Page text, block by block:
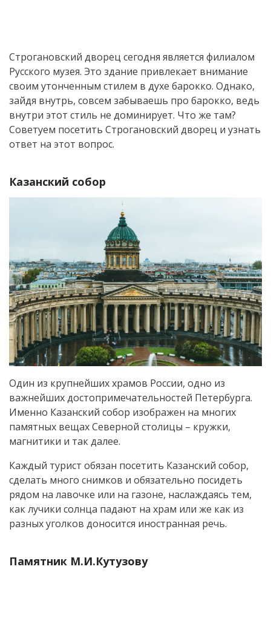
Строгановский дворец сегодня является филиалом
Русского музея. Это здание привлекает внимание
своим утонченным стилем в духе барокко. Однако,
зайдя внутрь, совсем забываешь про барокко, ведь
внутри этот стиль не доминирует. Что же там?
Советуем посетить Строгановский дворец и узнать
ответ на этот вопрос.
Казанский собор
Один из крупнейших храмов России, одно из
важнейших достопримечательностей Петербурга.
Именно Казанский собор изображен на многих
памятных вещах Северной столицы – кружки,
магнитики и так далее.
Каждый турист обязан посетить Казанский собор,
сделать много снимков и обязательно посидеть
рядом на лавочке или на газоне, наслаждаясь тем,
как лучики солнца падают на храм или же как из
разных уголков доносится иностранная речь.
Памятник М.И.Кутузову